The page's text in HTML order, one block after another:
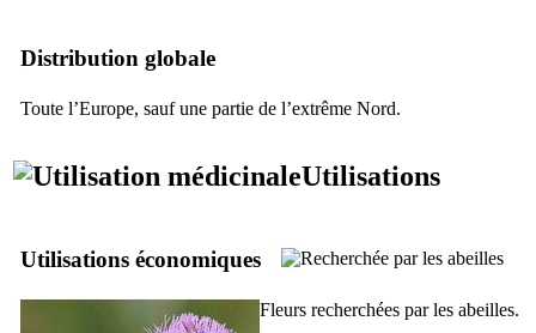
Distribution globale
Toute l’Europe, sauf une partie de l’extrême Nord.
Utilisations
Utilisations économiques
Fleurs recherchées par les abeilles.